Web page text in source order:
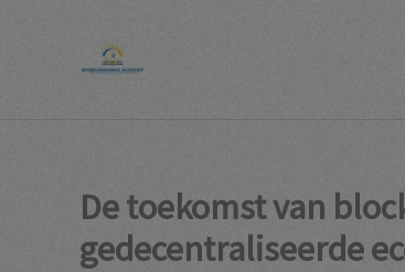
De toekomst van
gedecentraliseerde